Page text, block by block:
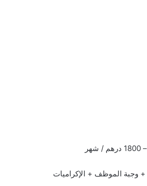
+ وجبة الموظف + الإكراميات